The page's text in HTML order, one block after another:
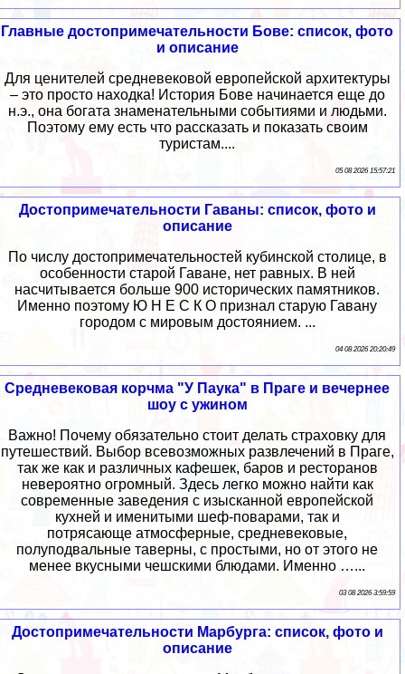
Главные достопримечательности Бове: список, фото
и описание
Для ценителей средневековой европейской архитектуры
– это просто находка! История Бове начинается еще до
н.э., она богата знаменательными событиями и людьми.
Поэтому ему есть что рассказать и показать своим
туристам....
05 08 2026 15:57:21
Достопримечательности Гаваны: список, фото и
описание
По числу достопримечательностей кубинской столице, в
особенности старой Гаване, нет равных. В ней
насчитывается больше 900 исторических памятников.
Именно поэтому Ю Н Е С К О признал старую Гавану
городом с мировым достоянием. ...
04 08 2026 20:20:49
Средневековая корчма "У Паука" в Праге и вечернее
шоу с ужином
Важно! Почему обязательно стоит делать страховку для
путешествий. Выбор всевозможных развлечений в Праге,
так же как и различных кафешек, баров и ресторанов
невероятно огромный. Здесь легко можно найти как
современные заведения с изысканной европейской
кухней и именитыми шеф-поварами, так и
потрясающе атмосферные, средневековые,
полуподвальные таверны, с простыми, но от этого не
менее вкусными чешскими блюдами. Именно …...
03 08 2026 3:59:59
Достопримечательности Марбурга: список, фото и
описание